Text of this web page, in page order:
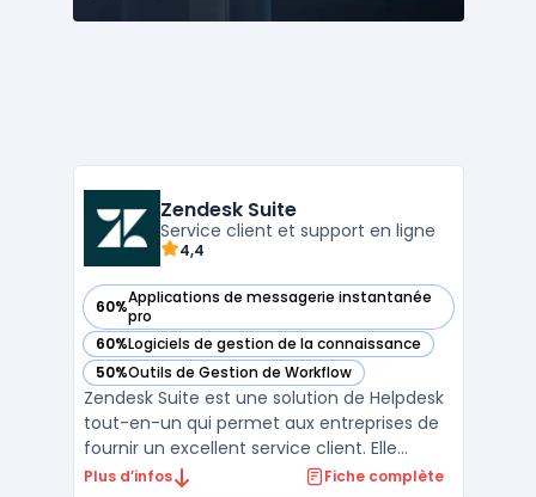
Zendesk Suite
Service client et support en ligne
4,4
60%Applications de messagerie instantanée
pro
— voir Zendesk Suite dans cette catégorie
60%Logiciels de gestion de la connaissance
— voir Zendesk Suite dans cette catégorie
50%Outils de Gestion de Workflow
— voir Zendesk Suite dans cette catégorie
Zendesk Suite est une solution de Helpdesk
tout-en-un qui permet aux entreprises de
fournir un excellent service client. Elle
comprend un logiciel de support client, de
Plus d’infos Fiche complète